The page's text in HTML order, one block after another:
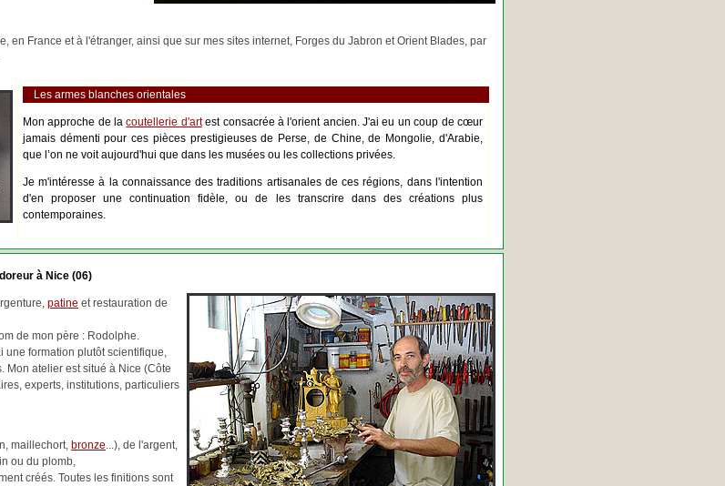
en France et à l'étranger, ainsi que sur mes sites internet, Forges du Jabron et Orient Blades, par
Les armes blanches orientales
Mon approche de lacoutellerie d'artest consacrée à l'orient ancien. J'ai eu un coup de cœur
jamais démenti pour ces pièces prestigieuses de Perse, de Chine, de Mongolie, d'Arabie,
que l’on ne voit aujourd'hui que dans les musées ou les collections privées.
Je m'intéresse à la connaissance des traditions artisanales de ces régions, dans l'intention
d'en proposer une continuation fidèle, ou de les transcrire dans des créations plus
contemporaines.
à Nice (06)
patine et restauration de
de mon père : Rodolphe.
une formation plutôt scientifique,
Mon atelier est situé à Nice (Côte
experts, institutions, particuliers
maillechort, bronze...), de l'argent,
ou du plomb,
créés. Toutes les finitions sont